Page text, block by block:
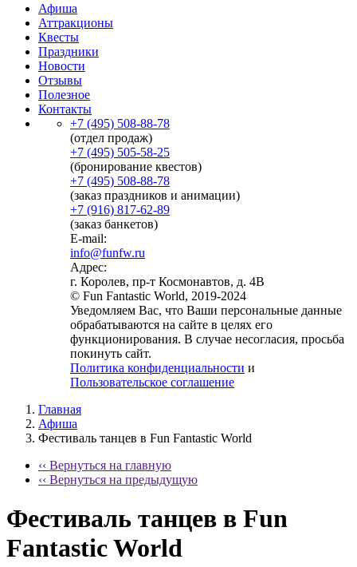
Афиша
Аттракционы
Квесты
Праздники
Новости
Отзывы
Полезное
Контакты
+7 (495) 508-88-78
(отдел продаж)
+7 (495) 505-58-25
(бронирование квестов)
+7 (495) 508-88-78
(заказ праздников и анимации)
+7 (916) 817-62-89
(заказ банкетов)
E-mail:
info@funfw.ru
Адрес:
г. Королев, пр-т Космонавтов, д. 4В
© Fun Fantastic World, 2019-2024
Уведомляем Вас, что Ваши персональные данные
обрабатываются на сайте в целях его
функционирования. В случае несогласия, просьба
покинуть сайт.
Политика конфиденциальности и
Пользовательское соглашение
Главная
Афиша
Фестиваль танцев в Fun Fantastic World
‹‹ Вернуться на главную
‹‹ Вернуться на предыдущую
Фестиваль танцев в Fun
Fantastic World